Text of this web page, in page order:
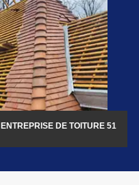
ENTREPRISE DE TOITURE 51